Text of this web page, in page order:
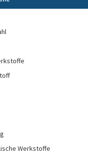
Werkstoffe